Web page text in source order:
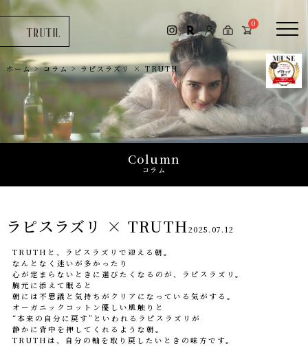
お問い合わせ
0
0
ホーム>コラム>ラピスラズリ × TRUTH
Column
コラム
ラピスラズリ × TRUTH2025.07.12
TRUTHと、ラピスラズリで迎える朝。
なんとなく迷いが多かったり
心が定まらないときに選びたくなるのが、ラピスラズリ。
胸元に添えて眠ると
朝には不思議と気持ちがクリアになっている気がする。
オーガニックコットン優しい肌触りと
“本来の自分に戻す”といわれるラピスラズリが
静かに背中を押してくれるような朝。
TRUTHは、自分の軸を取り戻したいときの味方です。